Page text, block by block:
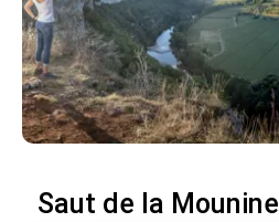
Saut de la Mounine